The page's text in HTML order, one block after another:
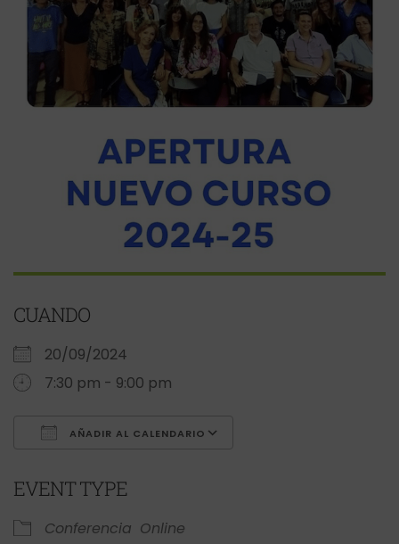
CUANDO
20/09/2024
7:30 pm - 9:00 pm
AÑADIR AL CALENDARIO
EVENT TYPE
Conferencia Online